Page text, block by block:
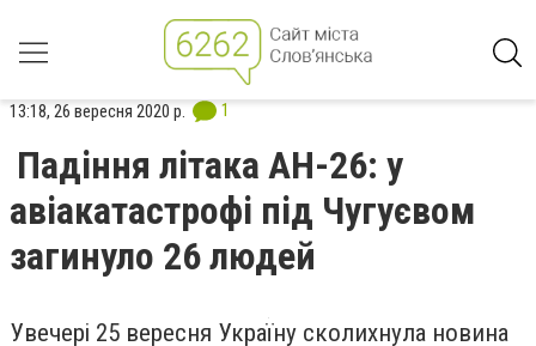
13:18, 26 вересня 2020 р. 1
Падіння літака АН-26: у
авіакатастрофі під Чугуєвом
загинуло 26 людей
Увечері 25 вересня Україну сколихнула новина